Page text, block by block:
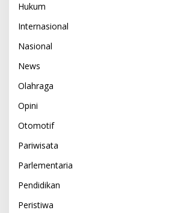
Hukum
Internasional
Nasional
News
Olahraga
Opini
Otomotif
Pariwisata
Parlementaria
Pendidikan
Peristiwa